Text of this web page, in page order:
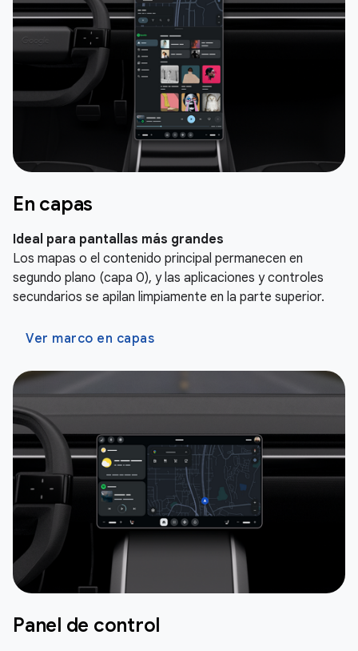
En capas
Ideal para pantallas más grandes
Los mapas o el contenido principal permanecen en
segundo plano (capa 0), y las aplicaciones y controles
secundarios se apilan limpiamente en la parte superior.
Ver marco en capas
Panel de control